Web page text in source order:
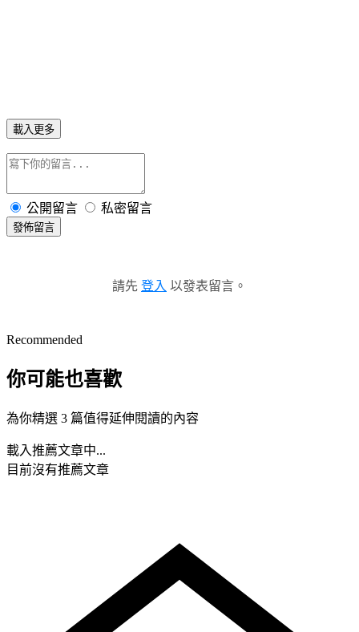
載入更多
公開留言 私密留言
發佈留言
請先 登入 以發表留言。
Recommended
你可能也喜歡
為你精選 3 篇值得延伸閱讀的內容
載入推薦文章中...
目前沒有推薦文章